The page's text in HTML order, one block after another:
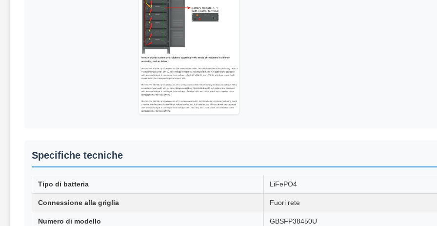
Specifiche tecniche
Tipo di batteria LiFePO4
Connessione alla griglia Fuori rete
Numero di modello GBSFP38450U